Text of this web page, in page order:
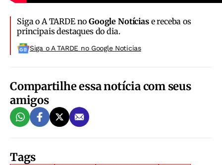
Siga o A TARDE noGoogle Notíciase receba os
principais destaques do dia.
Siga o A TARDE no Google Noticias
Compartilhe essa notícia com seus
amigos
Tags